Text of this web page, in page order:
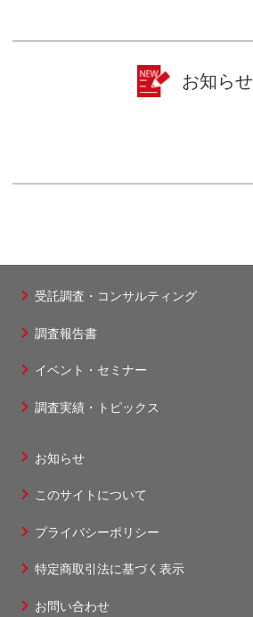
お知らせ
ッ
タ
1
受託調査・コンサルティング
調査報告書
イベント・セミナー
調査実績・トピックス
ッ
タ
2
お知らせ
このサイトについて
プライバシーポリシー
特定商取引法に基づく表示
お問い合わせ